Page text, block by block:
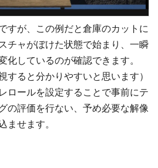
すが、この例だと倉庫のカットに
チャがぼけた状態で始まり、一瞬
化しているのが確認できます。
すると分かりやすいと思います）
ロールを設定することで事前にテ
の評価を行ない、予め必要な解像
ませます。